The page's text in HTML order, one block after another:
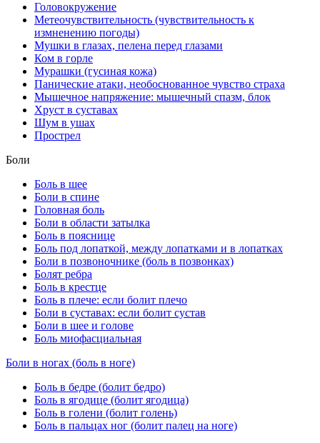
Головокружение
Метеочувствительность (чувствительность к
измненению погоды)
Мушки в глазах, пелена перед глазами
Ком в горле
Мурашки (гусиная кожа)
Панические атаки, необоснованное чувство страха
Мышечное напряжение: мышечный спазм, блок
Хруст в суставах
Шум в ушах
Прострел
Боли
Боль в шее
Боли в спине
Головная боль
Боли в области затылка
Боль в пояснице
Боль под лопаткой, между лопатками и в лопатках
Боли в позвоночнике (боль в позвонках)
Болят ребра
Боль в крестце
Боль в плече: если болит плечо
Боли в суставах: если болит сустав
Боли в шее и голове
Боль миофасциальная
Боли в ногах (боль в ноге)
Боль в бедре (болит бедро)
Боль в ягодице (болит ягодица)
Боль в голени (болит голень)
Боль в пальцах ног (болит палец на ноге)